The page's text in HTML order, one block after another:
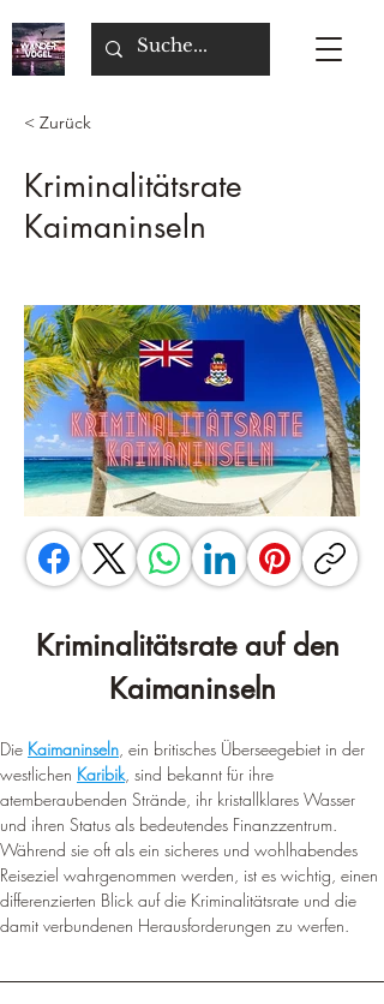
< Zurück
Kriminalitätsrate
Kaimaninseln
Kriminalitätsrate auf den
Kaimaninseln
Die Kaimaninseln, ein britisches Überseegebiet in der
westlichen Karibik, sind bekannt für ihre
atemberaubenden Strände, ihr kristallklares Wasser
und ihren Status als bedeutendes Finanzzentrum.
Während sie oft als ein sicheres und wohlhabendes
Reiseziel wahrgenommen werden, ist es wichtig, einen
differenzierten Blick auf die Kriminalitätsrate und die
damit verbundenen Herausforderungen zu werfen.